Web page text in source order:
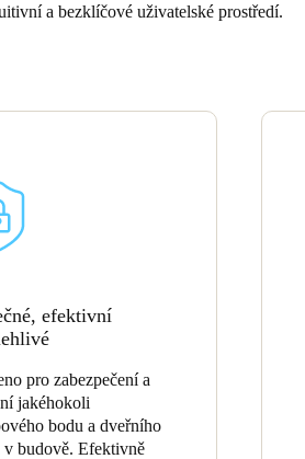
FinnishEnglish
a bezklíčové uživatelské prostředí.
efektivní
pro zabezpečení a
jakéhokoli
bodu a dveřního
v budově. Efektivně